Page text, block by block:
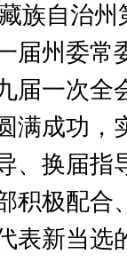
族自治
届州委常
届一次全
满成功，
、换届指
积极配合
表新当选